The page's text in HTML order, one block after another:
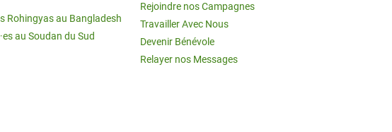
Rohingyas au Bangladesh
au Soudan du Sud
Rejoindre nos Campagnes
Travailler Avec Nous
Devenir Bénévole
Relayer nos Messages